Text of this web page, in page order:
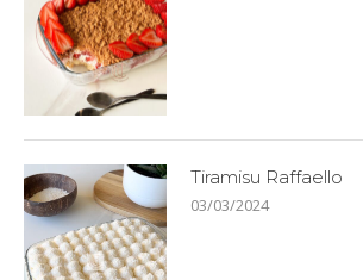
Tiramisu Raffaello
03/03/2024